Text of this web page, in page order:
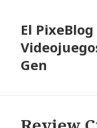
El
Gen